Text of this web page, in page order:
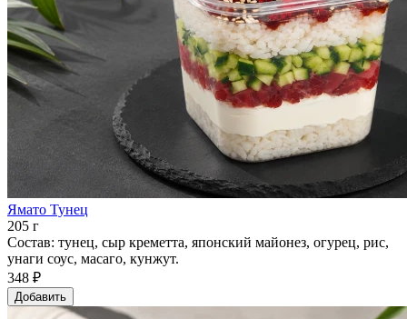
Ямато Тунец
205 г
Состав: тунец, сыр креметта, японский майонез, огурец, рис,
унаги соус, масаго, кунжут.
348 ₽
Добавить